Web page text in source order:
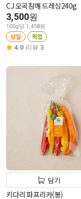
CJ 오곡참깨 드레싱240g
3,500원
100g당 1,458원
당일 픽업
4.0 리뷰 3
담기
키다리 파프리카(봉)